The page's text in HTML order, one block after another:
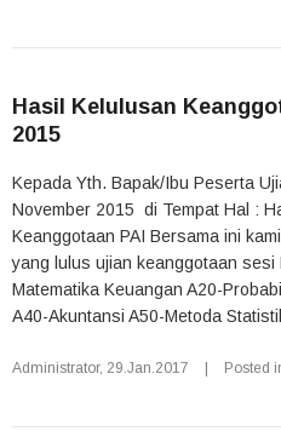
Hasil Kelulusan
2015
Kepada Yth. Bapak/Ibu Peserta
November 2015 di Tempat Hal :
Keanggotaan PAI Bersama ini
yang lulus ujian keanggotaan sesi
Matematika Keuangan A20-
A40-Akuntansi A50-Metoda
Administrator, 29.Jan.2017 Posted